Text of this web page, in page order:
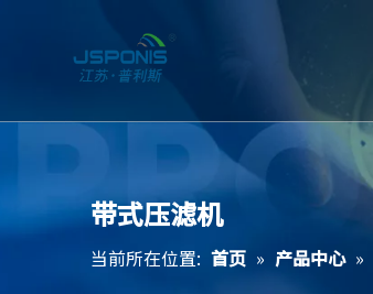
带式压滤机
当前所在位置: 首页 » 产品中心 »